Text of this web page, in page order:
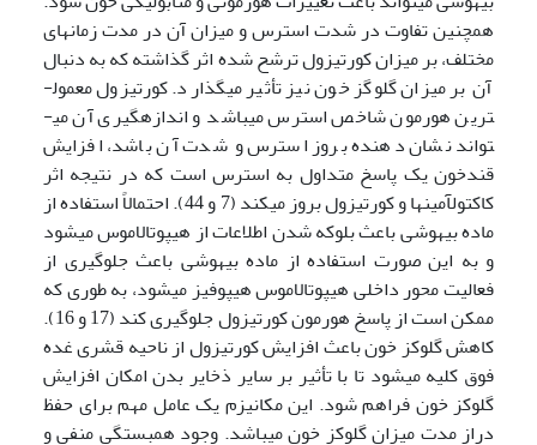
هم­چنین تفاوت در شدت استرس و میزان آن در مدت زمان­های
مختلف، بر میزان کورتیزول ترشح شده اثر گذاشته که به دنبال
آن بر میزان گلوگز خون نیز تأثیر می­گذارد. کورتیزول معمول­
ترین هورمون شاخص استرس می­باشد و اندازه­گیری آن می­
تواند نشان دهنده بروز استرس و شدت آن باشد، افزایش
قند­خون یک پاسخ متداول به استرس است که در نتیجه اثر
کاکتول­آمین­ها و کورتیزول بروز می­کند (7 و 44). احتمالاً استفاده از
ماده بیهوشی باعث بلوکه شدن اطلاعات از هیپوتالاموس می­شود
و به این صورت استفاده از ماده بیهوشی باعث جلوگیری از
فعالیت محور داخلی هیپوتالاموس هیپوفیز می­شود، به طوری که
ممکن است از پاسخ هورمون کورتیزول جلوگیری کند (17 و 16).
کاهش گلوکز خون باعث افزایش کورتیزول از ناحیه قشری غده
فوق کلیه می­شود تا با تأثیر بر سایر ذخایر بدن امکان افزایش
گلوکز خون فراهم شود. این مکانیزم یک عامل مهم برای حفظ
دراز مدت میزان گلوکز خون می­باشد. وجود همبستگی منفی و